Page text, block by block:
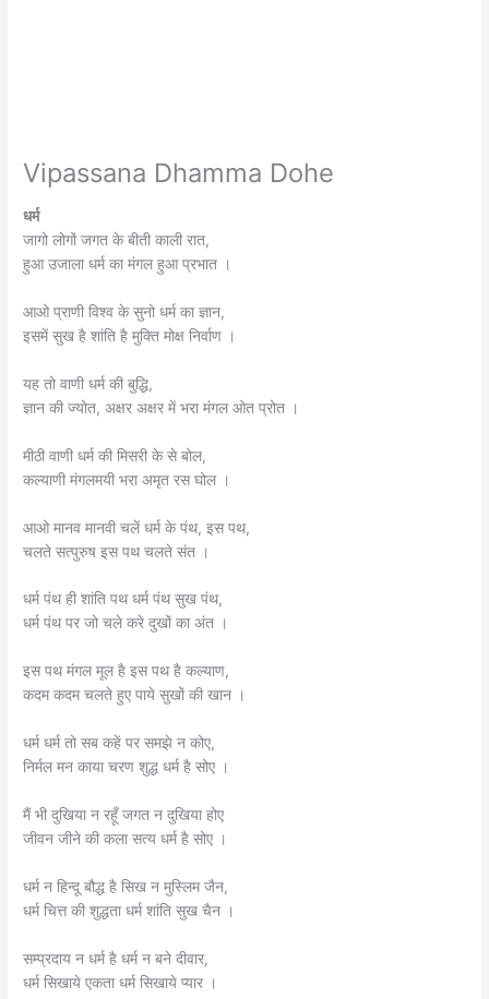
Vipassana Dhamma Dohe
धर्म
जागो लोगों जगत के बीती काली रात,
हुआ उजाला धर्म का मंगल हुआ प्रभात ।
आओ प्राणी विश्व के सुनो धर्म का ज्ञान,
इसमें सुख है शांति है मुक्ति मोक्ष निर्वाण ।
यह तो वाणी धर्म की बुद्धि,
ज्ञान की ज्योत, अक्षर अक्षर में भरा मंगल ओत प्रोत ।
मीठी वाणी धर्म की मिसरी के से बोल,
कल्याणी मंगलमयी भरा अमृत रस घोल ।
आओ मानव मानवी चलें धर्म के पंथ, इस पथ,
चलते सत्पुरुष इस पथ चलते संत ।
धर्म पंथ ही शांति पथ धर्म पंथ सुख पंथ,
धर्म पंथ पर जो चले करे दुखों का अंत ।
इस पथ मंगल मूल है इस पथ है कल्याण,
कदम कदम चलते हुए पाये सुखों की खान ।
धर्म धर्म तो सब कहें पर समझे न कोए,
निर्मल मन काया चरण शुद्ध धर्म है सोए ।
मैं भी दुखिया न रहूँ जगत न दुखिया होए
जीवन जीने की कला सत्य धर्म है सोए ।
धर्म न हिन्दू बौद्ध है सिख न मुस्लिम जैन,
धर्म चित्त की शुद्धता धर्म शांति सुख चैन ।
सम्प्रदाय न धर्म है धर्म न बने दीवार,
धर्म सिखाये एकता धर्म सिखाये प्यार ।